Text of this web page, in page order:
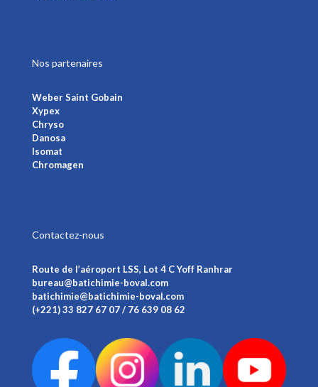
Nos partenaires
Weber Saint Gobain
Xypex
Chryso
Danosa
Isomat
Chromagen
Contactez-nous
Route de l’aéroport LSS, Lot 4 C Yoff Ranhrar
bureau@batichimie-boval.com
batichimie@batichimie-boval.com
(+221) 33 827 67 07 / 76 639 08 62